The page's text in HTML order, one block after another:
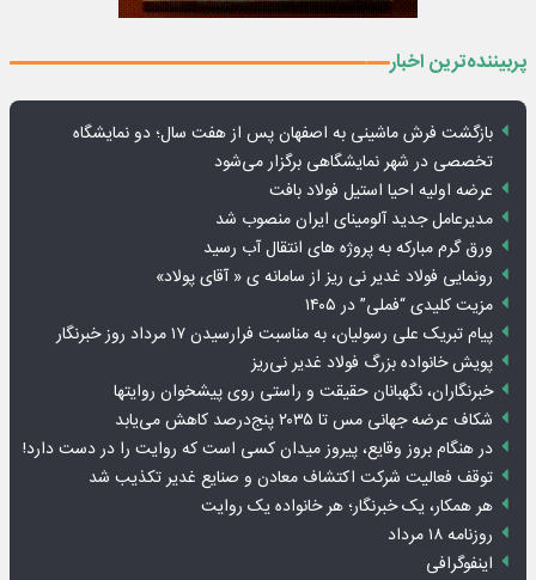
پربیننده‌ترین اخبار
بازگشت فرش ماشینی به اصفهان پس از هفت سال؛ دو نمایشگاه
تخصصی در شهر نمایشگاهی برگزار می‌شود
عرضه اولیه احیا استیل فولاد بافت
مدیرعامل جدید آلومینای ایران منصوب شد
ورق گرم مبارکه به پروژه های انتقال آب رسید
رونمایی فولاد غدیر نی ریز از سامانه ی « آقای پولاد»
مزیت کلیدی “فملی” در ۱۴۰۵
پیام تبریک علی رسولیان، به مناسبت فرارسیدن ۱۷ مرداد روز خبرنگار
پویش خانواده بزرگ فولاد غدیر نی‌ریز
خبرنگاران، نگهبانان حقیقت و راستی روی پیشخوان روایت­ها
شکاف عرضه جهانی مس تا ۲۰۳۵ پنج‌درصد کاهش می‌یابد
در هنگام بروز وقایع، پیروز میدان کسی است که روایت را در دست دارد!
توقف فعالیت شرکت اکتشاف معادن و صنایع غدیر تکذیب شد
هر همکار، یک خبرنگار؛ هر خانواده یک روایت
روزنامه ۱۸ مرداد
اینفوگرافی